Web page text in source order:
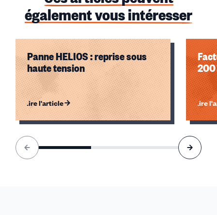
également vous intéresser
Panne HELIOS : reprise sous
haute tension
Lire l'article
200
Lire